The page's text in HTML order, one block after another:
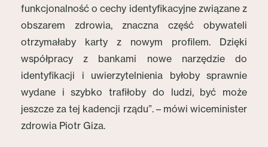
funkcjonalność o cechy identyfikacyjne związane z
obszarem zdrowia, znaczna część obywateli
otrzymałaby karty z nowym profilem. Dzięki
współpracy z bankami nowe narzędzie do
identyfikacji i uwierzytelnienia byłoby sprawnie
wydane i szybko trafiłoby do ludzi, być może
jeszcze za tej kadencji rządu”. – mówi wiceminister
zdrowia Piotr Giza.